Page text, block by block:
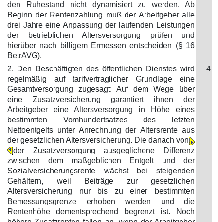
den Ruhestand nicht dynamisiert zu werden. Ab
Beginn der Rentenzahlung muß der Arbeitgeber alle
drei Jahre eine Anpassung der laufenden Leistungen
der betrieblichen Altersversorgung prüfen und
hierüber nach billigem Ermessen entscheiden (§ 16
BetrAVG).
2. Den Beschäftigten des öffentlichen Dienstes wird
regelmäßig auf tarifvertraglicher Grundlage eine
Gesamtversorgung zugesagt: Auf dem Wege über
eine Zusatzversicherung garantiert ihnen der
Arbeitgeber eine Altersversorgung in Höhe eines
bestimmten Vomhundertsatzes des letzten
Nettoentgelts unter Anrechnung der Altersrente aus
der gesetzlichen Altersversicherung. Die danach von
der Zusatzversorgung ausgeglichene Differenz
zwischen dem maßgeblichen Entgelt und der
Sozialversicherungsrente wächst bei steigenden
Gehältern, weil Beiträge zur gesetzlichen
Altersversicherung nur bis zu einer bestimmten
Bemessungsgrenze erhoben werden und die
Rentenhöhe dementsprechend begrenzt ist. Noch
4